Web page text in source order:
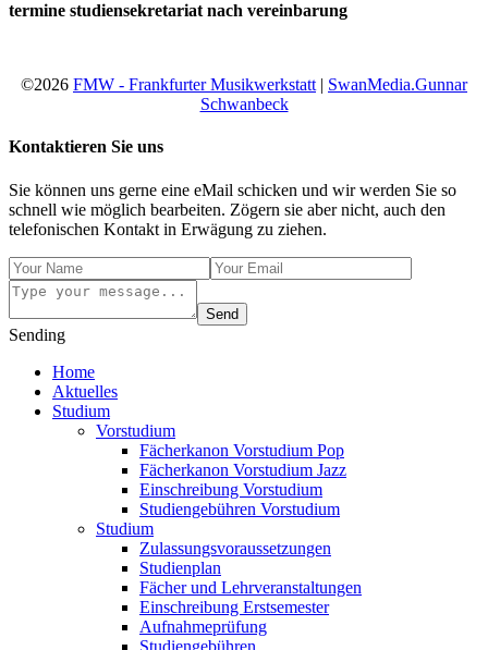
termine studiensekretariat nach vereinbarung
©2026 FMW - Frankfurter Musikwerkstatt | SwanMedia.Gunnar
Schwanbeck
Kontaktieren Sie uns
Sie können uns gerne eine eMail schicken und wir werden Sie so
schnell wie möglich bearbeiten. Zögern sie aber nicht, auch den
telefonischen Kontakt in Erwägung zu ziehen.
Send
Sending
Home
Aktuelles
Studium
Vorstudium
Fächerkanon Vorstudium Pop
Fächerkanon Vorstudium Jazz
Einschreibung Vorstudium
Studiengebühren Vorstudium
Studium
Zulassungsvoraussetzungen
Studienplan
Fächer und Lehrveranstaltungen
Einschreibung Erstsemester
Aufnahmeprüfung
Studiengebühren